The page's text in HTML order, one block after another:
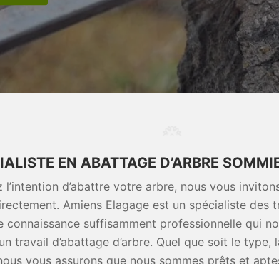
EN ABATTAGE D’ARBRE
l’intention d’abattre votre arbre, nous vous
Amiens Elagage est un spécialiste des
connaissance suffisamment professionnelle qui
travail d’abattage d’arbre. Quel que soit le type,
vous assurons que nous sommes prêts et